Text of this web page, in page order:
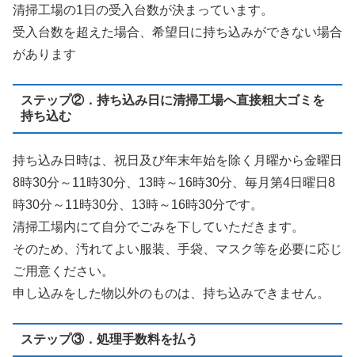
清掃工場の1日の受入台数が決まっています。
受入台数を超えた場合、希望日に持ち込みができない場合
があります
ステップ②．持ち込み日に清掃工場へ直接粗大ゴミを
持ち込む
持ち込み日時は、祝日及び年末年始を除く月曜から金曜日
8時30分～11時30分、13時～16時30分、毎月第4日曜日8
時30分～11時30分、13時～16時30分です。
清掃工場内にて自分でごみを下していただきます。
そのため、汚れてよい服装、手袋、マスク等を必要に応じ
ご用意ください。
申し込みをした物以外のものは、持ち込みできません。
ステップ③．処理手数料を払う